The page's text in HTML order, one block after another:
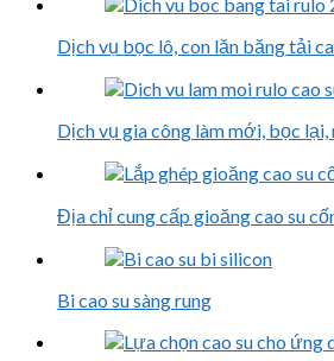
Dịch vụ bọc lô, con lăn băng tải
Dịch vụ gia công làm mới, bọc lại,
Địa chỉ cung cấp gioăng cao su
Bi cao su sàng rung